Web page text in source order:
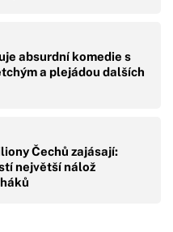
absurdní komedie s
a plejádou dalších
Čechů zajásají:
největší nálož